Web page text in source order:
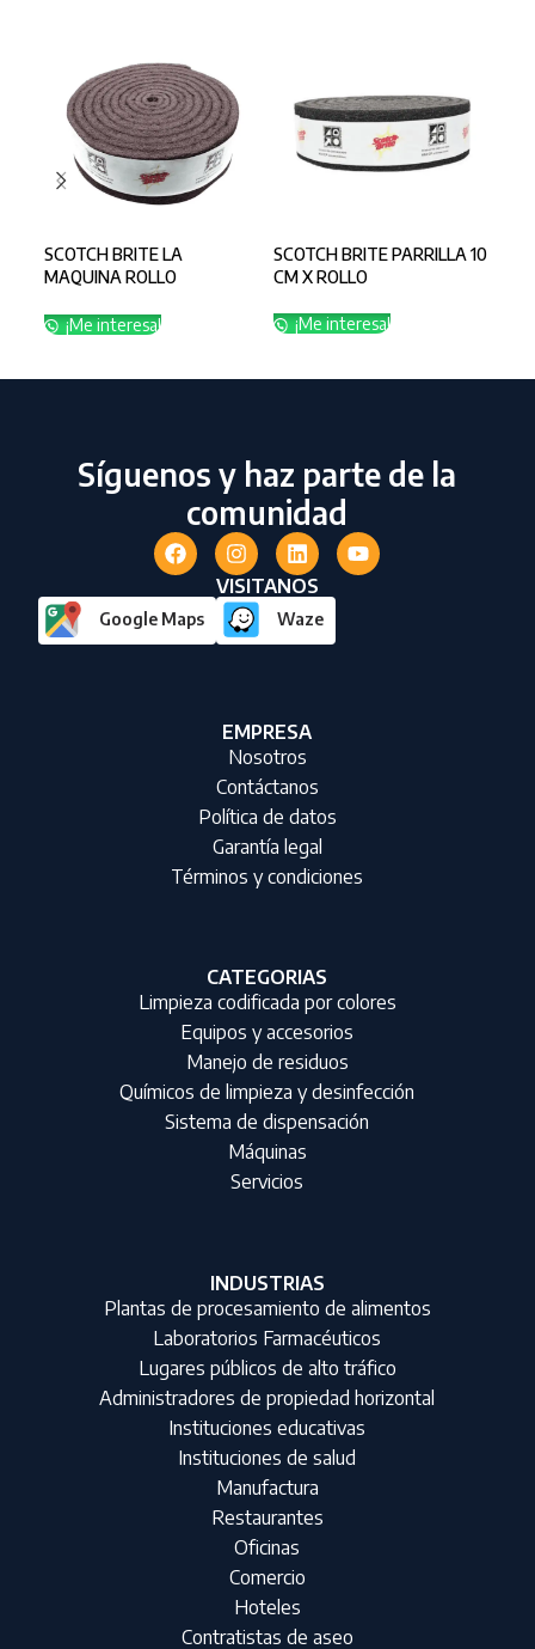
SCOTCH BRITE LA
MAQUINA ROLLO
¡Me interesa!
SCOTCH BRITE PARRILLA 10
CM X ROLLO
¡Me interesa!
Síguenos y haz parte de la
comunidad
VISITANOS
Google Maps Waze
EMPRESA
Nosotros
Contáctanos
Política de datos
Garantía legal
Términos y condiciones
CATEGORIAS
Limpieza codificada por colores
Equipos y accesorios
Manejo de residuos
Químicos de limpieza y desinfección
Sistema de dispensación
Máquinas
Servicios
INDUSTRIAS
Plantas de procesamiento de alimentos
Laboratorios Farmacéuticos
Lugares públicos de alto tráfico
Administradores de propiedad horizontal
Instituciones educativas
Instituciones de salud
Manufactura
Restaurantes
Oficinas
Comercio
Hoteles
Contratistas de aseo